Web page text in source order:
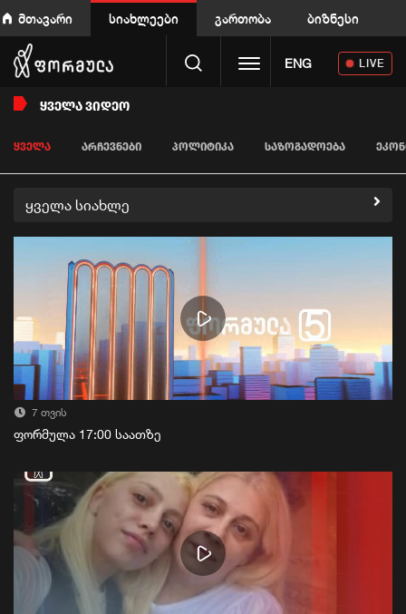
მთავარი სიახლეები გართობა ბიზნესი
Toggle navigation
ENG LIVE
ᲧᲕᲔᲚᲐ ᲕᲘᲓᲔᲝ
ᲧᲕᲔᲚᲐ ᲐᲠᲩᲔᲕᲜᲔᲑᲘ ᲞᲝᲚᲘᲢᲘᲙᲐ ᲡᲐᲖᲝᲒᲐᲓᲝᲔᲑᲐ
ყველა სიახლე
7 თვის
ფორმულა 17:00 საათზე